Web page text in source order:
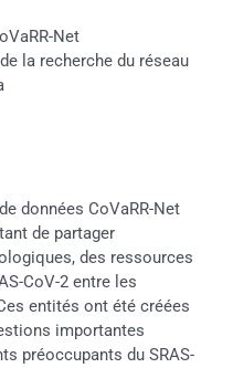
Net
la recherche du réseau
données CoVaRR-Net
de partager
des ressources
CoV-2 entre les
entités ont été créées
importantes
préoccupants du SRAS-